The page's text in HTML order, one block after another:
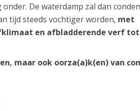
De waterdamp zal dan
tijd steeds vochtiger worden, met
en afbladderende verf
maar ook oorza(a)k(en) van